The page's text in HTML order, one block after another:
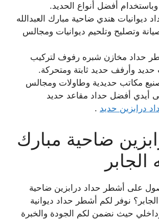
وباستخدام أفضل أنواع الحديد.
ديوانيات هندي ضاحية مبارك العبدالله
وتصليح وتلحيم ديوانيات ومجالس
حداد مخازن شبره رفوف لتركيب
حديد وأرفف حديد ثابتة ومتحركة.
مكاتب حديدية وطاولات ومجالس
أيدي أفضل حداد مقاعد حديد
درابزين حديد .
ضاحية مبارك
الجابر
على أشطر حداد درابزين ضاحية
الجابر؟ نوفر لكم أشطر حداد ديوانية
حيث نضمن لكم الجودة والخبرة